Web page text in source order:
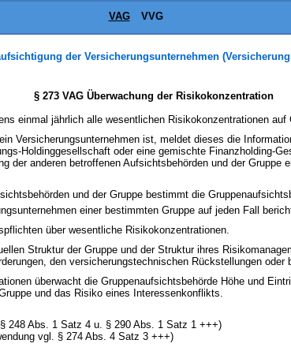
VAG VVG
der Versicherungsunternehmen
§ 273 VAG Überwachung der Risikokonzentration
einmal jährlich alle wesentlichen Risikokonzentrationen auf
Versicherungsunternehmen ist, meldet dieses die
Holdinggesellschaft oder eine gemischte Finanzholding-
der anderen betroffenen Aufsichtsbehörden und der Gruppe
und der Gruppe bestimmt die
einer bestimmten Gruppe auf jeden Fall
über wesentliche Risikokonzentrationen.
Struktur der Gruppe und der Struktur ihres
den versicherungstechnischen Rückstellungen oder
überwacht die Gruppenaufsichtsbehörde Höhe und
und das Risiko eines Interessenkonflikts.
248 Abs. 1 Satz 4 u. § 290 Abs. 1 Satz 1 +++)
vgl. § 274 Abs. 4 Satz 3 +++)